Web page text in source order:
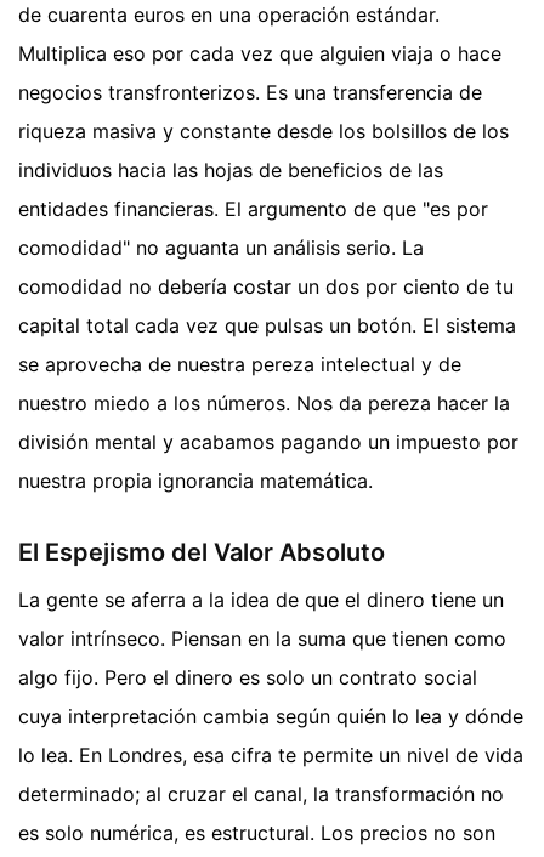
de cuarenta euros en una operación estándar.
Multiplica eso por cada vez que alguien viaja o hace
negocios transfronterizos. Es una transferencia de
riqueza masiva y constante desde los bolsillos de los
individuos hacia las hojas de beneficios de las
entidades financieras. El argumento de que "es por
comodidad" no aguanta un análisis serio. La
comodidad no debería costar un dos por ciento de tu
capital total cada vez que pulsas un botón. El sistema
se aprovecha de nuestra pereza intelectual y de
nuestro miedo a los números. Nos da pereza hacer la
división mental y acabamos pagando un impuesto por
nuestra propia ignorancia matemática.
El Espejismo del Valor Absoluto
La gente se aferra a la idea de que el dinero tiene un
valor intrínseco. Piensan en la suma que tienen como
algo fijo. Pero el dinero es solo un contrato social
cuya interpretación cambia según quién lo lea y dónde
lo lea. En Londres, esa cifra te permite un nivel de vida
determinado; al cruzar el canal, la transformación no
es solo numérica, es estructural. Los precios no son